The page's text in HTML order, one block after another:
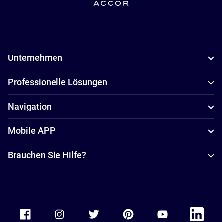
Unternehmen
Professionelle Lösungen
Navigation
Mobile APP
Brauchen Sie Hilfe?
Accor Facebook Accor TwitterAccor PinterestAccor Youtube
Accor